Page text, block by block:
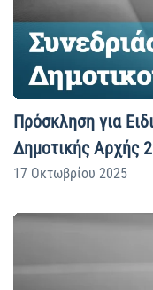
Πρόσκληση για
Δημοτικής Αρχής
17 Οκτωβρίου 2025